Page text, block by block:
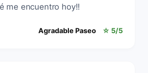
me encuentro hoy!!
Agradable Paseo ☆ 5/5